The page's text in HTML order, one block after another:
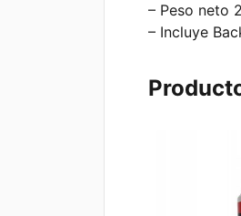
– Peso neto
– Incluye